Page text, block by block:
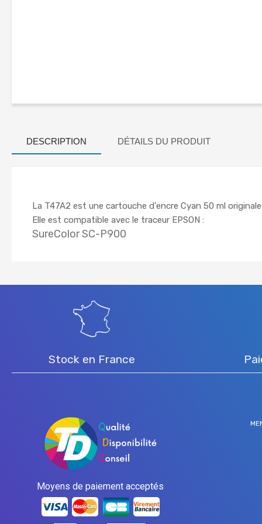
DESCRIPTION DÉTAILS DU PRODUIT
La T47A2 est une cartouche d'encre Cyan 50 ml originale
Elle est compatible avec le traceur EPSON :
SureColor SC-P900
Stock en France
Moyens de paiement acceptés